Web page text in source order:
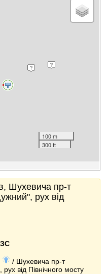
100 m
300 ft
Шухевича пр-т
рух від
/ Шухевича пр-т
від Північного мосту